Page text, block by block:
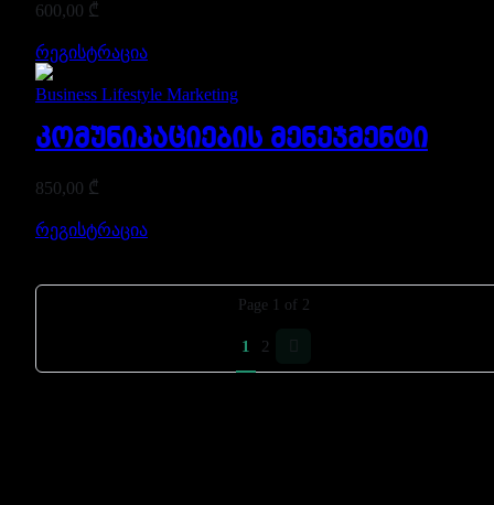
600,00 ₾
რეგისტრაცია
Business Lifestyle Marketing
კომუნიკაციების მენეჯმენტი
850,00 ₾
რეგისტრაცია
Page of 2
1 2